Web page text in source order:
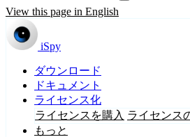
View this page in English
iSpy
ダウンロード
ドキュメント
ライセンス化
ライセンスを購入 ライセンス
もっと